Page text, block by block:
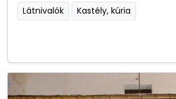
Látnivalók Kastély, kúria